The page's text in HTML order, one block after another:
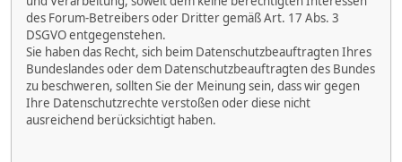
des Forum-Betreibers oder Dritter gemäß Art. 17 Abs. 3
DSGVO entgegenstehen.
Sie haben das Recht, sich beim Datenschutzbeauftragten Ihres
Bundeslandes oder dem Datenschutzbeauftragten des Bundes
zu beschweren, sollten Sie der Meinung sein, dass wir gegen
Ihre Datenschutzrechte verstoßen oder diese nicht
ausreichend berücksichtigt haben.